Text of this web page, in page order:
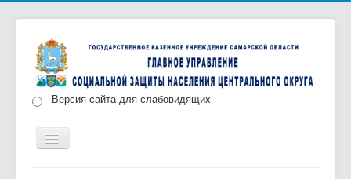
Версия сайта для слабовидящих
Включить/
выключить